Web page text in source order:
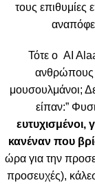
τους επιθυμίες
Τότε ο AI
ανθρώπους
μουσουλμάνοι;
είπαν:”
ευτυχισμένοι,
κανέναν που
ώρα για την
προσευχές),